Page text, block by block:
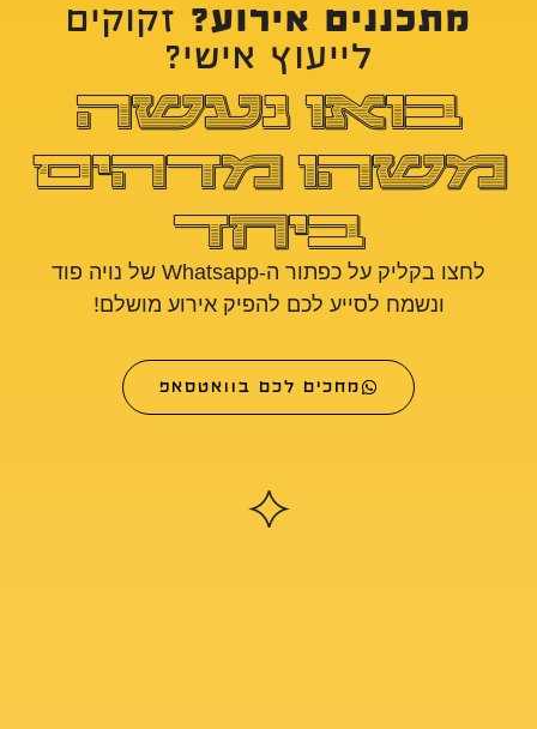
מתכננים אירוע? זקוקים
לייעוץ אישי?
בואו נעשה
משהו מדהים
ביחד
לחצו בקליק על כפתור ה-Whatsapp של נויה פוד
ונשמח לסייע לכם להפיק אירוע מושלם!
מחכים לכם בוואטסאפ